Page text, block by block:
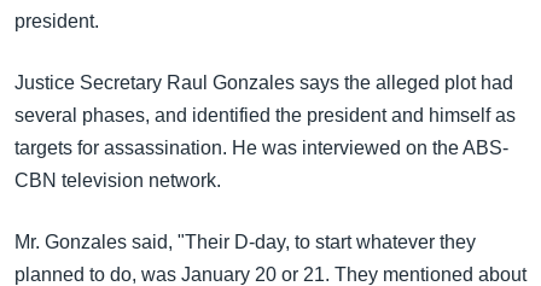
အ
ရန်
ရှာဖွေ
Learning English
ဗွီအိုအေ လူမှုကွန်ယက်များ
ဘာသာစကားများ
president.
Justice Secretary Raul Gonzales says the alleged plot had
several phases, and identified the president and himself as
targets for assassination. He was interviewed on the ABS-
CBN television network.
Mr. Gonzales said, "Their D-day, to start whatever they
planned to do, was January 20 or 21. They mentioned about